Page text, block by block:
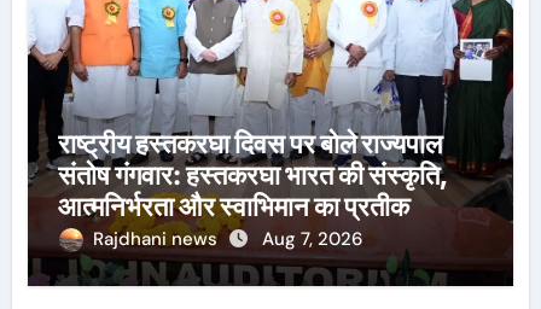
राष्ट्रीय हस्तकरघा दिवस पर बोले राज्यपाल
संतोष गंगवार: हस्तकरघा भारत की संस्कृति,
आत्मनिर्भरता और स्वाभिमान का प्रतीक
Rajdhani news Aug 7, 2026